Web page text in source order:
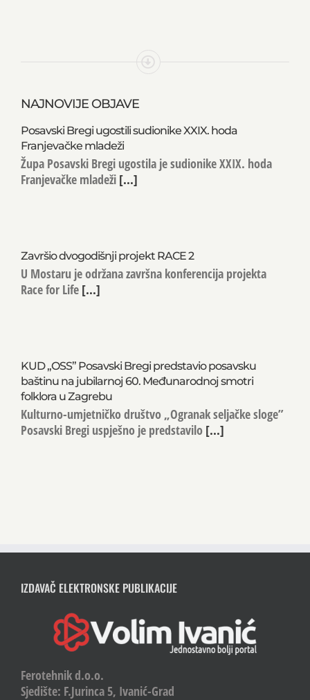
NAJNOVIJE OBJAVE
Posavski Bregi ugostili sudionike XXIX. hoda
Franjevačke mladeži
Župa Posavski Bregi ugostila je sudionike XXIX. hoda
Franjevačke mladeži [...]
Završio dvogodišnji projekt RACE 2
U Mostaru je održana završna konferencija projekta
Race for Life [...]
KUD „OSS” Posavski Bregi predstavio posavsku
baštinu na jubilarnoj 60. Međunarodnoj smotri
folklora u Zagrebu
Kulturno-umjetničko društvo „Ogranak seljačke sloge”
Posavski Bregi uspješno je predstavilo [...]
IZDAVAČ ELEKTRONSKE PUBLIKACIJE
Ferotehnik d.o.o.
Sjedište: F.Jurinca 5, Ivanić-Grad